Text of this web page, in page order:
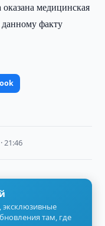
медицинская
факту
21:46
эксклюзивные
там, где